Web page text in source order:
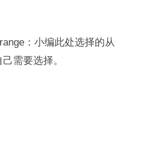
：小编此处选择的从
需要选择。